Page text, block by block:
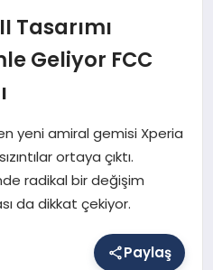
Tasarımı
Geliyor FCC
yeni amiral gemisi Xperia
ortaya çıktı.
radikal bir değişim
da dikkat çekiyor.
Paylaş